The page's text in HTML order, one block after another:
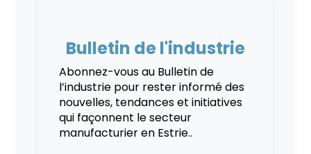
Bulletin de l'industrie
Abonnez-vous au Bulletin de
l’industrie pour rester informé des
nouvelles, tendances et initiatives
qui façonnent le secteur
manufacturier en Estrie..